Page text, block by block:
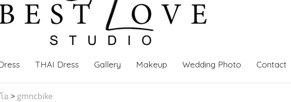
THAI Dress Gallery Makeup Wedding Photo Contact
อ > gmncbike